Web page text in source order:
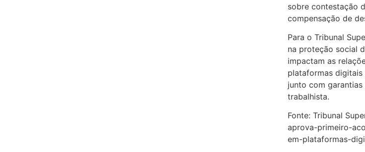
sobre contestação
compensação de
Para o Tribunal
na proteção social
impactam as
plataformas
junto com
trabalhista.
Fonte: Tribunal
aprova-primeiro-
em-plataformas-